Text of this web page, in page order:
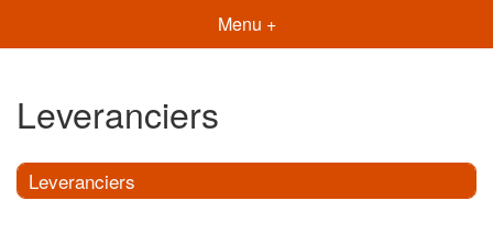
Menu +
Leveranciers
Leveranciers